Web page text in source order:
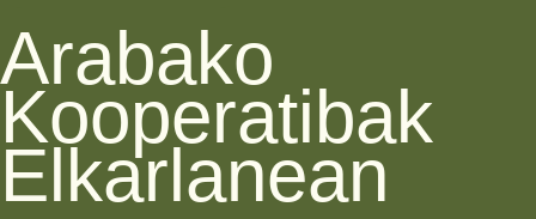
Arabako
Kooperatibak
Elkarlanean